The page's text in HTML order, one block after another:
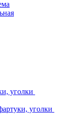
уголки
уголки